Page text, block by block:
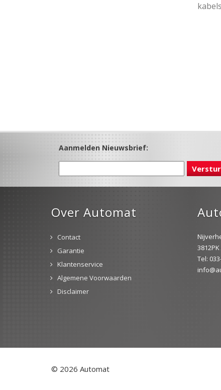
Aanmelden Nieuwsbrief:
Over Automat
Contact
Garantie
Klantenservice
Algemene Voorwaarden
Disclaimer
Tel:
© 2026 Automat